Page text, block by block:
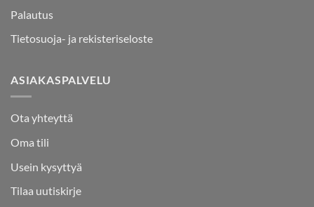
Palautus
Tietosuoja- ja rekisteriseloste
ASIAKASPALVELU
Ota yhteyttä
Oma tili
Usein kysyttyä
Tilaa uutiskirje